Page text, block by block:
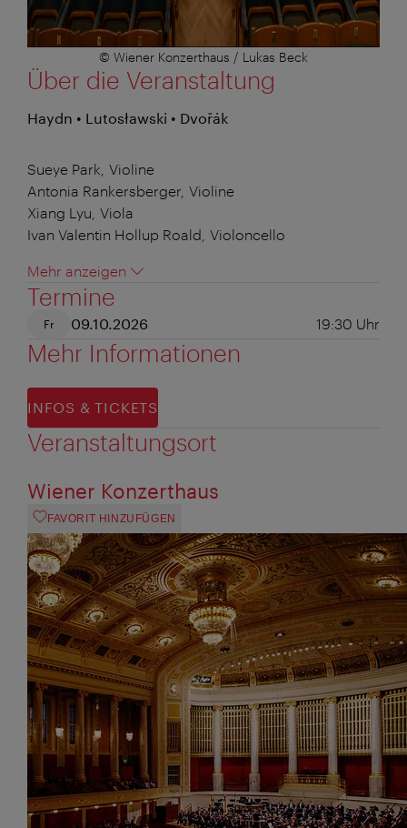
© Wiener Konzerthaus / Lukas Beck
Über die Veranstaltung
Haydn • Lutosławski • Dvořák
Sueye Park, Violine
Antonia Rankersberger, Violine
Xiang Lyu, Viola
Ivan Valentin Hollup Roald, Violoncello
Mehr anzeigen
Termine
Fr 09.10.2026 19:30 Uhr
Mehr Informationen
INFOS & TICKETS
Veranstaltungsort
Wiener Konzerthaus
FAVORIT HINZUFÜGEN